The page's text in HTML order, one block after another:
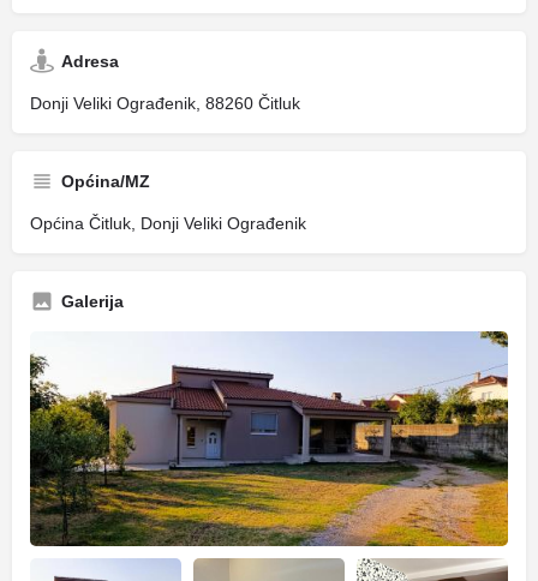
Adresa
Donji Veliki Ograđenik, 88260 Čitluk
Općina/MZ
Općina Čitluk, Donji Veliki Ograđenik
Galerija